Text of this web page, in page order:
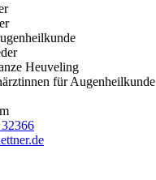
Heuveling
für Augenheilkunde